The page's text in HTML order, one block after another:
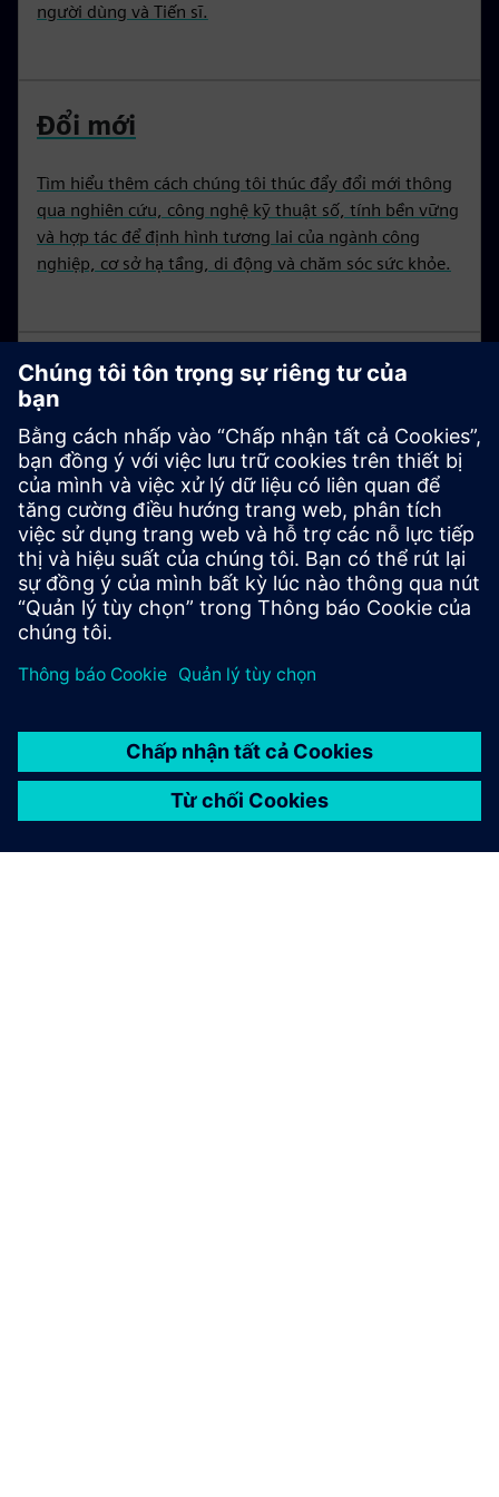
người dùng và Tiến sĩ.
Đổi mới
Tìm hiểu thêm cách chúng tôi thúc đẩy đổi mới thông
qua nghiên cứu, công nghệ kỹ thuật số, tính bền vững
và hợp tác để định hình tương lai của ngành công
nghiệp, cơ sở hạ tầng, di động và chăm sóc sức khỏe.
Nghiên cứu và phát triển cho
tương lai
Tương lai được phát minh ngay hôm nay. Các nhà
nghiên cứu của chúng tôi phát triển Công nghệ với
Mục đích cho ngành công nghiệp, cơ sở hạ tầng, giao
thông và chăm sóc sức khỏe.